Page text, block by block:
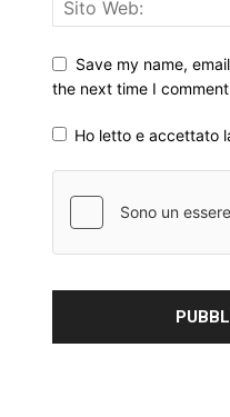
Save my name,
the next time I
Ho letto e accettato